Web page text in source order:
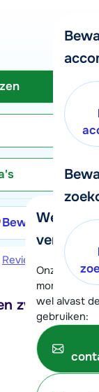
We
verder!
Onze
moment
wel alvast
gebruiken:
Bewaren
Reviews
zwembad,